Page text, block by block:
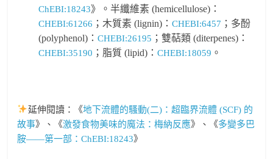
ChEBI:18243》。半纖維素 (hemicellulose)：
CHEBI:61266 ；木質素 (lignin)：CHEBI:6457 ；多酚
(polyphenol)：CHEBI:26195 ；雙萜類 (diterpenes)：
CHEBI:35190 ；脂質 (lipid)：CHEBI:18059 。
延伸閱讀：《地下流體的騷動(二)：超臨界流體 (SCF) 的
故事》、《激發食物美味的魔法：梅納反應》、《多變多巴
胺——第一部：ChEBI:18243》